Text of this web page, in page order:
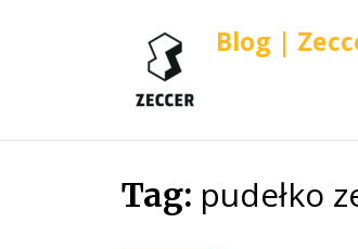
Blog |
Skip
Tag: pudełko